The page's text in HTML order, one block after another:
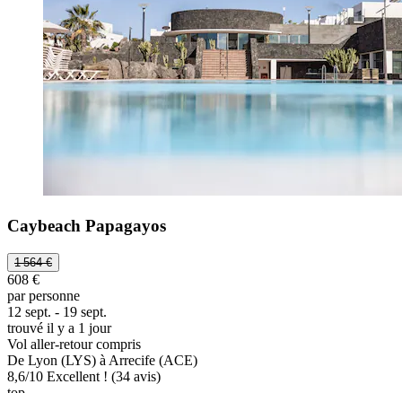
Caybeach Papagayos
1 564 €
608 €
par personne
12 sept. - 19 sept.
trouvé il y a 1 jour
Vol aller-retour compris
De Lyon (LYS) à Arrecife (ACE)
8,6/10 Excellent ! (34 avis)